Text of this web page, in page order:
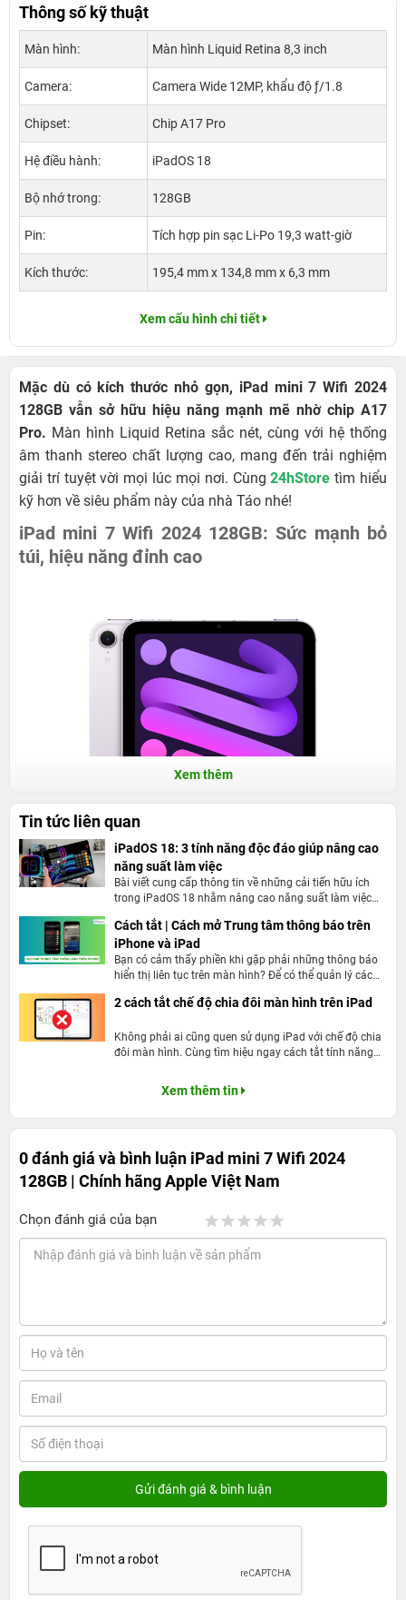
Thông số kỹ thuật
Màn hình: Màn hình Liquid Retina 8,3 inch
Camera: Camera Wide 12MP, khẩu độ ƒ/1.8
Chipset: Chip A17 Pro
Hệ điều hành: iPadOS 18
Bộ nhớ trong: 128GB
Pin: Tích hợp pin sạc Li-Po 19,3 watt‑giờ
Kích thước: 195,4 mm x 134,8 mm x 6,3 mm
Xem cấu hình chi tiết
Mặc dù có kích thước nhỏ gọn, iPad mini 7 Wifi 2024
128GB vẫn sở hữu hiệu năng mạnh mẽ nhờ chip A17
Pro. Màn hình Liquid Retina sắc nét, cùng với hệ thống
âm thanh stereo chất lượng cao, mang đến trải nghiệm
giải trí tuyệt vời mọi lúc mọi nơi. Cùng24hStore tìm hiểu
kỹ hơn về siêu phẩm này của nhà Táo nhé!
iPad mini 7 Wifi 2024 128GB: Sức mạnh bỏ
túi, hiệu năng đỉnh cao
Thiết kế của iPad mini 7 Wi-Fi 2024: Nhỏ gọn, tinh
tế và hiện đại
iPad mini 7 Wi-Fi 2024 tiếp tục giữ nguyên ngôn ngữ thiết
kế quen thuộc của dòng iPad mini, với những cải tiến nhỏ
để mang đến trải nghiệm sử dụng tốt hơn. Dưới đây là
những điểm nhấn nổi bật về thiết kế của sản phẩm:
Kích thước nhỏ gọn, dễ cầm nắm
Với vỏ nhôm nguyên khối nên sản phẩm vẫn giữ nguyên
chất liệu nhôm cao cấp, tạo cảm giác chắc chắn và sang
trọng. Kích thước màn hình 8.3 inch vừa đủ để bạn tận
Xem thêm
Tin tức liên quan
iPadOS 18: 3 tính năng độc đáo giúp nâng cao
năng suất làm việc
Bài viết cung cấp thông tin về những cải tiến hữu ích
trong iPadOS 18 nhằm nâng cao năng suất làm việc
Cách tắt | Cách mở Trung tâm thông báo trên
iPhone và iPad
Bạn có cảm thấy phiền khi gặp phải những thông báo
hiển thị liên tục trên màn hình? Để có thể quản lý các
tắt cũng như cách mở Trung tâm thông báo trên
2 cách tắt chế độ chia đôi màn hình trên iPad
Không phải ai cũng quen sử dụng iPad với chế độ chia
đôi màn hình. Cùng tìm hiệu ngay cách tắt tính năng
Xem thêm tin
0 đánh giá và bình luận iPad mini 7 Wifi 2024
128GB | Chính hãng Apple Việt Nam
Chọn đánh giá của bạn